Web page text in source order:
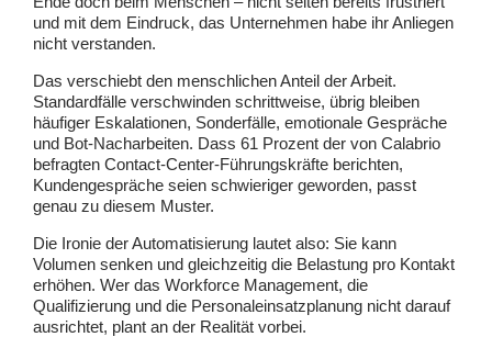
und mit dem Eindruck, das Unternehmen habe ihr Anliegen
nicht verstanden.
Das verschiebt den menschlichen Anteil der Arbeit.
Standardfälle verschwinden schrittweise, übrig bleiben
häufiger Eskalationen, Sonderfälle, emotionale Gespräche
und Bot-Nacharbeiten. Dass 61 Prozent der von Calabrio
befragten Contact-Center-Führungskräfte berichten,
Kundengespräche seien schwieriger geworden, passt
genau zu diesem Muster.
Die Ironie der Automatisierung lautet also: Sie kann
Volumen senken und gleichzeitig die Belastung pro Kontakt
erhöhen. Wer das Workforce Management, die
Qualifizierung und die Personaleinsatzplanung nicht darauf
ausrichtet, plant an der Realität vorbei.